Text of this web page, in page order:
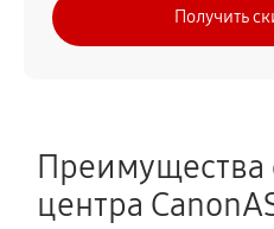
1620 руб
Замена печатной головки
1350 руб
Получить
Преимущества
центра